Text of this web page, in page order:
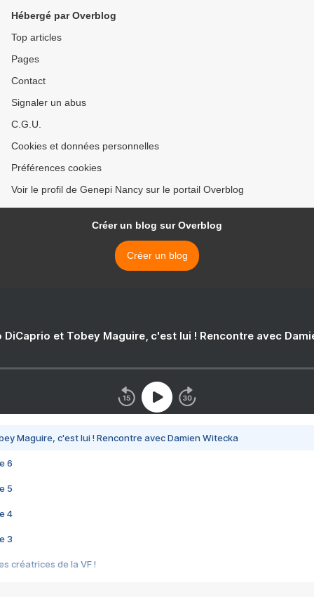
Hébergé par Overblog
Top articles
Pages
Contact
Signaler un abus
C.G.U.
Cookies et données personnelles
Préférences cookies
Voir le profil de Genepi Nancy sur le portail Overblog
Créer un blog sur Overblog
Créer un blog
DiCaprio et Tobey Maguire, c'est lui ! Rencontre avec
Maguire, c'est lui ! Rencontre avec Damien Witecka
6
5
4
3
créatrices de la VF !